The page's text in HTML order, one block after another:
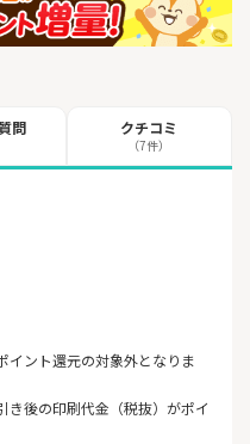
問 クチコミ
（7件）
ント還元の対象外となりま
後の印刷代金（税抜）がポイ